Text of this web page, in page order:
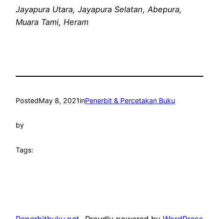
Jayapura Utara, Jayapura Selatan, Abepura,
Muara Tami, Heram
PostedMay 8, 2021inPenerbit & Percetakan Buku
by
Tags: